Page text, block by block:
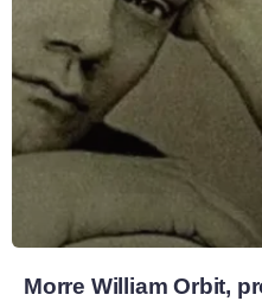
Morre William Orbit,